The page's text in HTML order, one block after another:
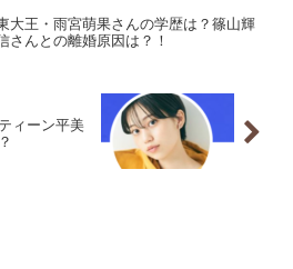
大王・雨宮萌果さんの学歴は？篠山輝
さんとの離婚原因は？！
ィーン平美